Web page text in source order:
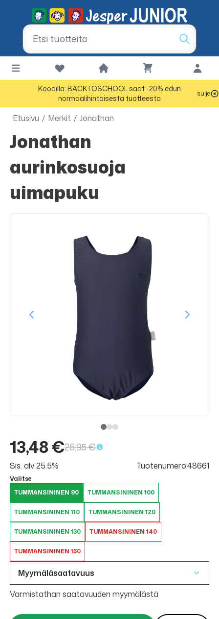
Koodilla: BACKTOSCHOOL saat -20% edun
normaalihintaisesta tuotteesta
sulje
Etusivu / Merkit / Jonathan
Jonathan
aurinkosuoja
uimapuku
13,48 €26,95 €
Sis. alv 25.5% Tuotenumero:48661
Valitse
TUMMANSININEN 90
TUMMANSININEN 100
TUMMANSININEN 110 TUMMANSININEN 120
TUMMANSININEN 130 TUMMANSININEN 140
TUMMANSININEN 150
Myymäläsaatavuus
Varmistathan saatavuuden myymälästä